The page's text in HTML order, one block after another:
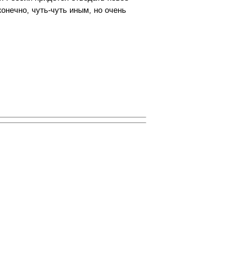
чуть-чуть иным, но очень